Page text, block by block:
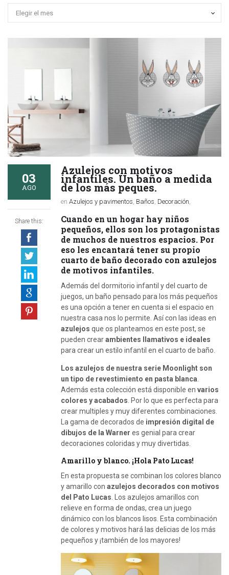
03
AGO
Share this:
Azulejos con motivos
infantiles. Un baño a medida
de los más peques.
en Azulejos y pavimentos Baños Decoración
Cuando en un hogar hay niños
pequeños, ellos son los protagonistas
de muchos de nuestros espacios. Por
eso les encantará tener su propio
cuarto de baño decorado con azulejos
de motivos infantiles.
Además del dormitorio infantil y del cuarto de
juegos, un baño pensado para los más pequeños
es una opción a tener en cuenta si el espacio en
nuestra casa nos lo permite. Así con las ideas en
azulejos que os planteamos en este post, se
pueden crearambientes llamativos e ideales
para crear un estilo infantil en el cuarto de baño.
Los azulejos de nuestra serie Moonlight son
un tipo de revestimiento en pasta blanca
Además esta colección está disponible en varios
colores y acabados . Por lo que es perfecta para
crear multiples y muy diferentes combinaciones.
La gama de decorados de impresión digital de
dibujos de la Warner es genial para crear
decoraciones coloridas y muy divertidas.
Amarillo y blanco. ¡Hola Pato Lucas!
En esta propuesta se combinan los colores blanco
y amarillo con azulejos decorados con motivos
del Pato Lucas . Los azulejos amarillos con
relieve en forma de ondas, crea un juego
dinámico con los blancos lisos. Esta combinación
de colores y motivos hará las delicias de los más
pequeños y ¡también de los mayores!